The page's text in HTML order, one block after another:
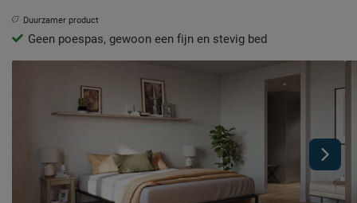
Duurzamer product
Geen poespas, gewoon een fijn en stevig bed